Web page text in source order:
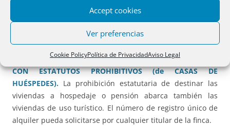
Accept cookies
Ver preferencias
Cookie PolicyPolítica de PrivacidadAviso Legal
DURACIÓN EN FINCA EN CONSTRUCCIÓN.
de NRUA requiere la previa constancia registral de la
terminación de la obra
447.* NÚMERO DE REGISTRO DE ALQUILER EN EDIFICIO
CON ESTATUTOS PROHIBITIVOS (de CASAS DE
HUÉSPEDES). La prohibición estatutaria de destinar las
viviendas a hospedaje o pensión abarca también las
viviendas de uso turístico. El número de registro único de
alquiler pueda solicitarse por cualquier titular de la finca.